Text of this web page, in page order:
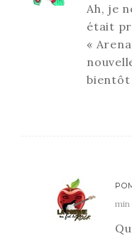
Ah, je
était
«
min